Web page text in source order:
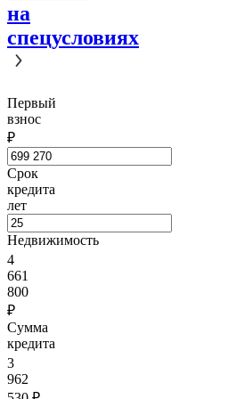
на
спецусловиях
Первый
взнос
₽
Срок
кредита
лет
Недвижимость
4
661
800
₽
Сумма
кредита
3
962